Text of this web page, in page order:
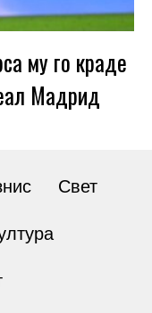
му го краде
Мадрид
Свет